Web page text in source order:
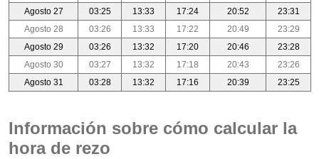
Agosto 27
03:25 13:33 17:24 20:52
23:31
Agosto 28
03:26 13:33 17:22 20:49
23:29
Agosto 29
03:26 13:32 17:20 20:46
23:28
Agosto 30
03:27 13:32 17:18 20:43
23:26
Agosto 31
03:28 13:32 17:16 20:39 23:25
Información sobre cómo calcular la
hora de rezo